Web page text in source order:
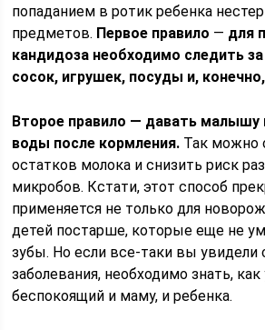
попаданием в ротик ребенка
предметов. Первое правило — для
кандидоза необходимо следить
сосок, игрушек, посуды и,
Второе правило — давать малышу
воды после кормления. Так можно
остатков молока и снизить риск
микробов. Кстати, этот способ
применяется не только для
детей постарше, которые еще не
зубы. Но если все-таки вы
заболевания, необходимо знать, как
беспокоящий и маму, и ребенка.